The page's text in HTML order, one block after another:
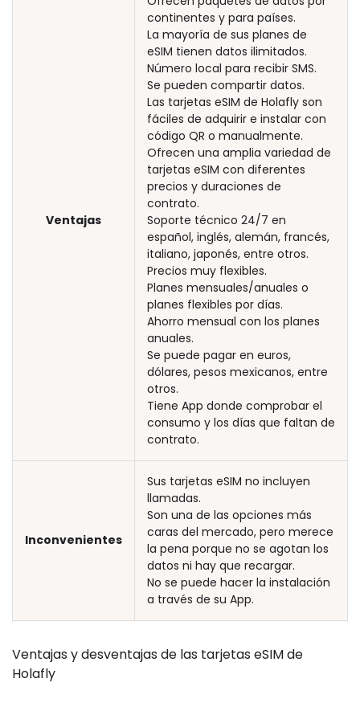
Ventajas
continentes y para países.
La mayoría de sus planes de
eSIM tienen datos ilimitados.
Número local para recibir SMS.
Se pueden compartir datos.
Las tarjetas eSIM de Holafly son
fáciles de adquirir e instalar con
código QR o manualmente.
Ofrecen una amplia variedad de
tarjetas eSIM con diferentes
precios y duraciones de
contrato.
Soporte técnico 24/7 en
español, inglés, alemán, francés,
italiano, japonés, entre otros.
Precios muy flexibles.
Planes mensuales/anuales o
planes flexibles por días.
Ahorro mensual con los planes
anuales.
Se puede pagar en euros,
dólares, pesos mexicanos, entre
otros.
Tiene App donde comprobar el
consumo y los días que faltan de
contrato.
Inconvenientes
Sus tarjetas eSIM no incluyen
llamadas.
Son una de las opciones más
caras del mercado, pero merece
la pena porque no se agotan los
datos ni hay que recargar.
No se puede hacer la instalación
a través de su App.
Ventajas y desventajas de las tarjetas eSIM de
Holafly